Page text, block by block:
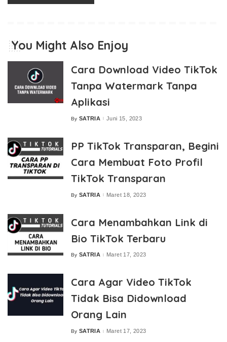
You Might Also Enjoy
Cara Download Video TikTok
Tanpa Watermark Tanpa
Aplikasi
Posted
By SATRIA Juni 15, 2023
PP TikTok Transparan, Begini
Cara Membuat Foto Profil
TikTok Transparan
Posted
By SATRIA Maret 18, 2023
Cara Menambahkan Link di
Bio TikTok Terbaru
Posted
By SATRIA Maret 17, 2023
Cara Agar Video TikTok
Tidak Bisa Didownload
Orang Lain
Posted
By SATRIA Maret 17, 2023